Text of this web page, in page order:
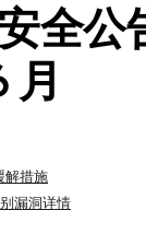
全公
月
解措施
漏洞详情